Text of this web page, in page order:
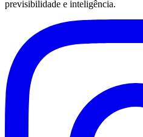
previsibilidade e inteligência.